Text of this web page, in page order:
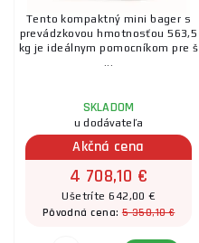
Tento kompaktný mini bager s
prevádzkovou hmotnosťou 563,5
kg je ideálnym pomocníkom pre š
...
SKLADOM
u dodávateľa
Akčná cena
4 708,10 €
Ušetríte 642,00 €
Pôvodná cena:5 350,10 €